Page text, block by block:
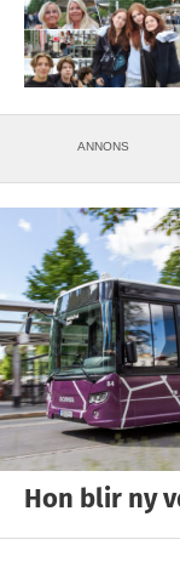
ANNONS
Hon blir ny